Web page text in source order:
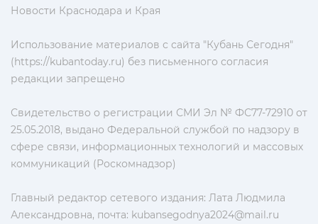
Новости Краснодара и Края
Использование материалов с сайта "Кубань Сегодня"
(https://kubantoday.ru) без письменного согласия
редакции запрещено
Свидетельство о регистрации СМИ Эл № ФС77-72910 от
25.05.2018, выдано Федеральной службой по надзору в
сфере связи, информационных технологий и массовых
коммуникаций (Роскомнадзор)
Главный редактор сетевого издания: Лата Людмила
Александровна, почта: kubansegodnya2024@mail.ru